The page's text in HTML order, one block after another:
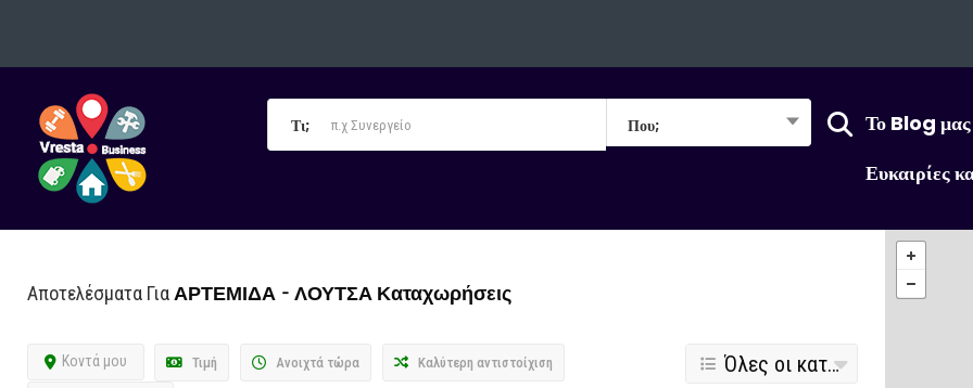
Τι; Που;
Το Blog μας
Ευκαιρίες
Αποτελέσματα ΓιαΑΡΤΕΜΙΔΑ - ΛΟΥΤΣΑ Καταχωρήσεις
Τιμή Ανοιχτά τώρα
Κοντά μου Καλύτερη αντιστοίχιση Όλες οι κατηγορίες